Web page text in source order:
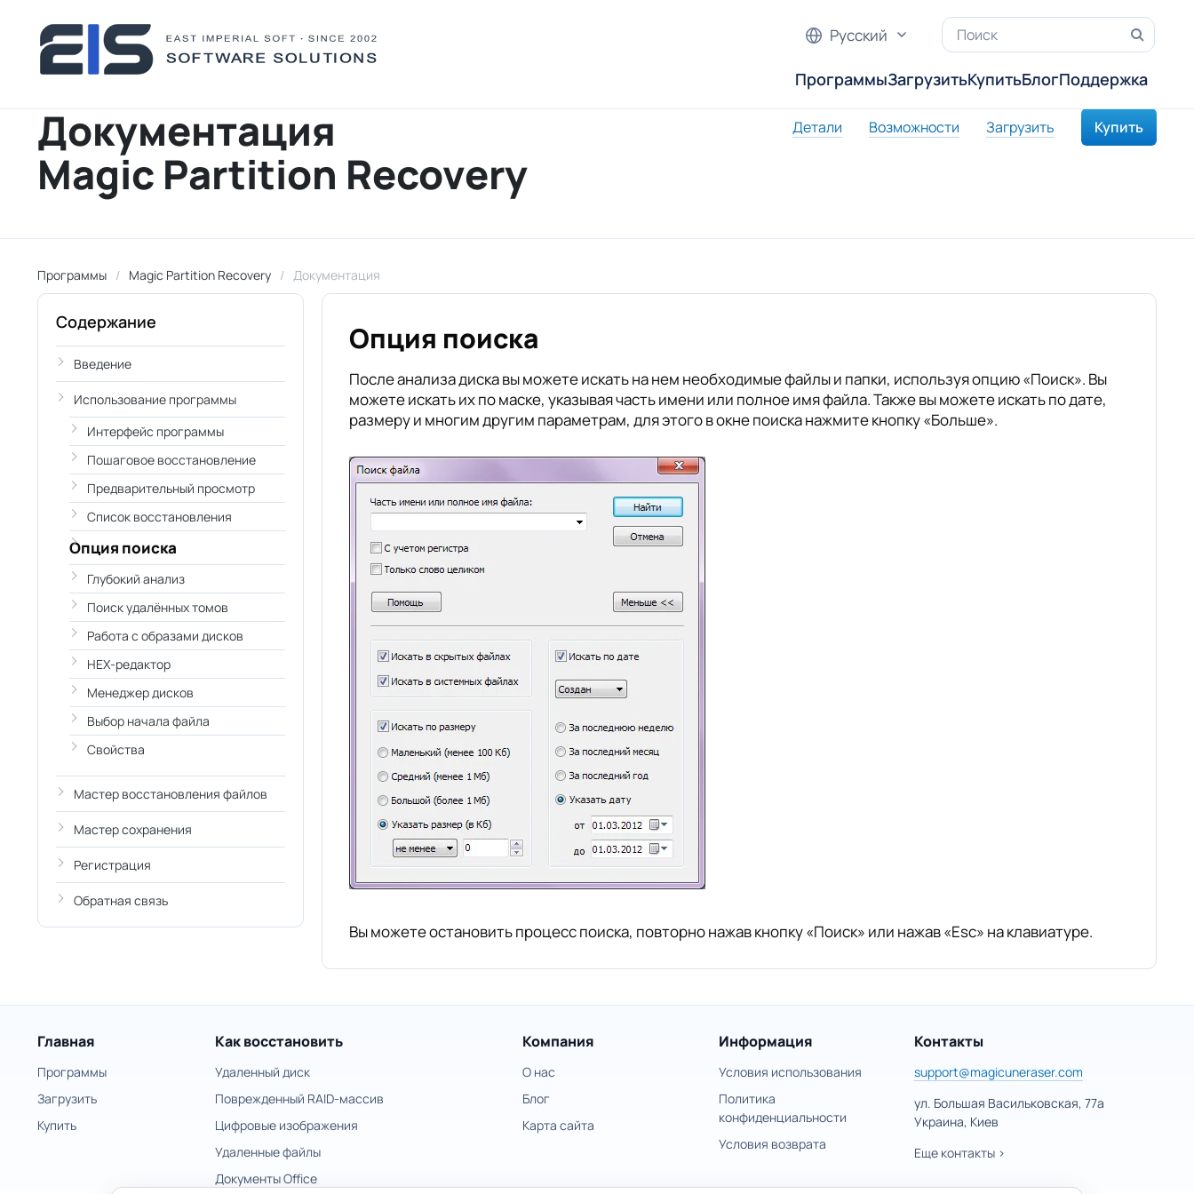
ПрограммыЗагрузитьКупитьБлогПоддержка
Русский
Документация
Magic Partition Recovery
Детали Возможности Загрузить Купить
Программы Magic Partition Recovery Документация
Опция поиска
После анализа диска вы можете искать на нем необходимые файлы и папки, используя опцию «Поиск». Вы
можете искать их по маске, указывая часть имени или полное имя файла. Также вы можете искать по дате,
размеру и многим другим параметрам, для этого в окне поиска нажмите кнопку «Больше».
Вы можете остановить процесс поиска, повторно нажав кнопку «Поиск» или нажав «Esc» на клавиатуре.
Содержание
Введение
Использование программы
Интерфейс программы
Пошаговое восстановление
Предварительный просмотр
Список восстановления
Опция поиска
Глубокий анализ
Поиск удалённых томов
Работа с образами дисков
HEX-редактор
Менеджер дисков
Выбор начала файла
Свойства
Мастер восстановления файлов
Мастер сохранения
Регистрация
Обратная связь
Главная
Программы
Загрузить
Купить
Как восстановить
Удаленный диск
Поврежденный RAID-массив
Цифровые изображения
Удаленные файлы
Документы Office
Компания
О нас
Блог
Карта сайта
Информация
Условия использования
Политика
конфиденциальности
Условия возврата
Контакты
support@magicuneraser.com
ул. Большая Васильковская, 77а
Украина, Киев
Еще контакты >